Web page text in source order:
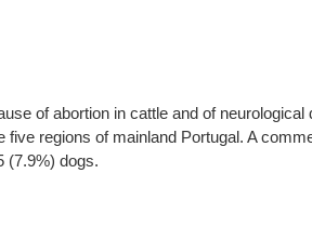
of abortion in cattle and of
regions of mainland Portugal. A
(7.9%) dogs.